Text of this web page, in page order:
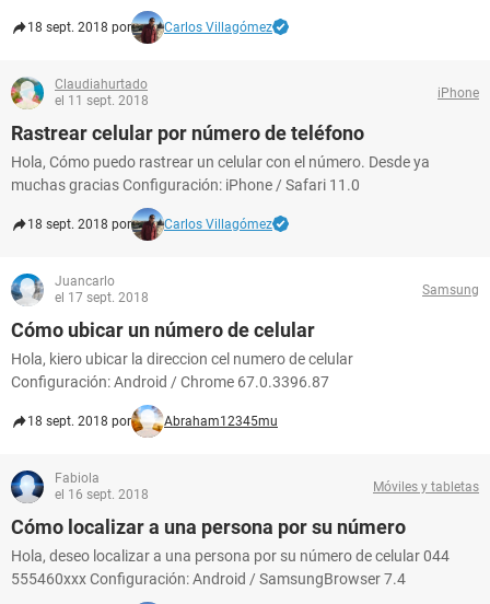
18 sept. 2018 por Carlos Villagómez
Claudiahurtado
el 11 sept. 2018
iPhone
Rastrear celular por número de teléfono
Hola, Cómo puedo rastrear un celular con el número. Desde ya
muchas gracias Configuración: iPhone / Safari 11.0
18 sept. 2018 por Carlos Villagómez
Juancarlo
el 17 sept. 2018
Samsung
Cómo ubicar un número de celular
Hola, kiero ubicar la direccion cel numero de celular
Configuración: Android / Chrome 67.0.3396.87
18 sept. 2018 por Abraham12345mu
Fabiola
el 16 sept. 2018
Móviles y tabletas
Cómo localizar a una persona por su número
Hola, deseo localizar a una persona por su número de celular 044
555460xxx Configuración: Android / SamsungBrowser 7.4